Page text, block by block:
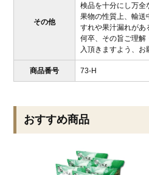
その他
検品を十分にし万全
果物の性質上、輸送
すれや果汁漏れがあ
何卒、その旨ご理解
入頂きますよう、お
商品番号 73-H
おすすめ商品